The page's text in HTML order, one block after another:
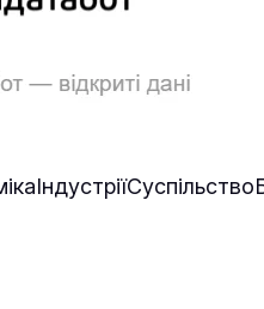
ІндустріїСуспільство